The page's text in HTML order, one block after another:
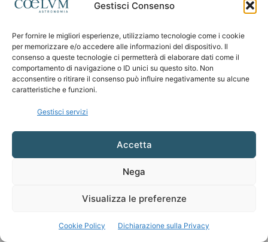
Gestisci Consenso
Per fornire le migliori esperienze, utilizziamo tecnologie come i cookie
per memorizzare e/o accedere alle informazioni del dispositivo. Il
consenso a queste tecnologie ci permetterà di elaborare dati come il
comportamento di navigazione o ID unici su questo sito. Non
acconsentire o ritirare il consenso può influire negativamente su alcune
caratteristiche e funzioni.
Gestisci servizi
Accetta
Nega
Visualizza le preferenze
Cookie Policy Dichiarazione sulla Privacy